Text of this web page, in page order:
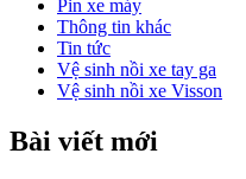
Pin xe máy
Thông tin khác
Tin tức
Vệ sinh nồi xe tay ga
Vệ sinh nồi xe Visson
Bài viết mới